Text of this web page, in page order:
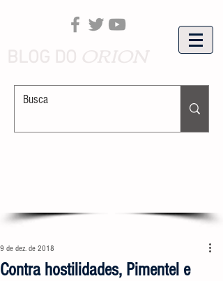
Contra hostilidades, Pimentel e
9 de dez. de 2018